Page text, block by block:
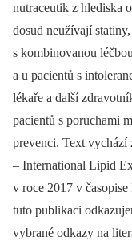
nutraceutik z hlediska
dosud neužívají
s kombinovanou
a u pacientů s
lékaře a další
pacientů s poruchami
prevenci. Text vychází
–⁠ International Lipid
v roce 2017 v
tuto publikaci
vybrané odkazy na